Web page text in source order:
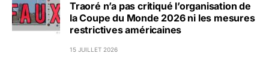
Traoré n’a pas critiqué l’organisation de
la Coupe du Monde 2026 ni les mesures
restrictives américaines
15 JUILLET 2026